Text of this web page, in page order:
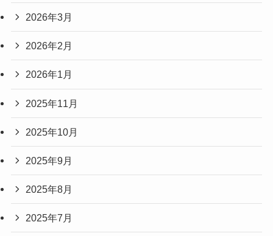
2026年3月
2026年2月
2026年1月
2025年11月
2025年10月
2025年9月
2025年8月
2025年7月